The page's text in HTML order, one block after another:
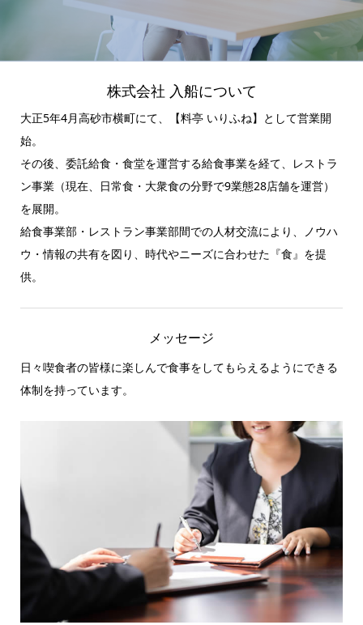
株式会社 入船について
大正5年4月高砂市横町にて、【料亭 いりふね】として営業開
始。
その後、委託給食・食堂を運営する給食事業を経て、レストラ
ン事業（現在、日常食・大衆食の分野で9業態28店舗を運営）
を展開。
給食事業部・レストラン事業部間での人材交流により、ノウハ
ウ・情報の共有を図り、時代やニーズに合わせた『食』を提
供。
メッセージ
日々喫食者の皆様に楽しんで食事をしてもらえるようにできる
体制を持っています。